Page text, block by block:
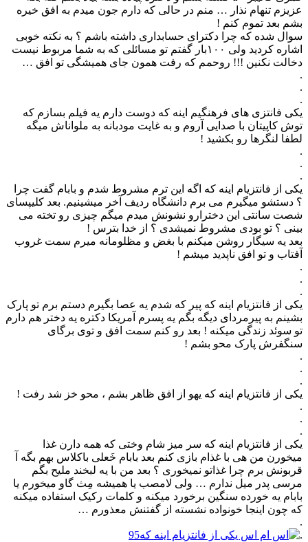
عزیزم تنهام نذار … منم در حالی که دارم جون میدم به افق خیره
بشم بعد تموم کنم !
سوال شده که چرا دکترای حسابداری داشته باشم ؟ به نکته خوبی
اشاره کردید ولی ۱۰۰بار گفتم تو مسائلی که به شما مربوط نیست
دخالت نکنین !!! روحمم که رفت همون جای همیشگی تو افق …
.
.
.
یکی فانتزی های فرهنگیم اینه که دوست دارم یه فیلم بسازم که
توش کاپیتان با صدایى آروم و به غایت مودبانه به ملواناش میگه
لطفا لنگرها رو بکشید !
.
.
.
یکی از فانتزیام اینه که اگه این ترم مشروط شدم و بابام گفت چرا
؟ دستشو میگیرم می برم دانشگاه ردیف آخر میشینیم. بعد کلیپسای
شصت سانتی این دخترارو نشونش میدم میگم چیزی رو تخته می
بینی ؟ تو بودی مشروط نمیشدی ؟ از خدا بترس !
بعد یه سیگار روشن میکنم با بغض و مظلومانه میرم سمت غروب
آفتاب و تو افق ناپدید میشم !
.
.
.
یکی از فانتزیام اینه که ﭘﯿﺮ ﮐﻪ ﺷﺪﻡ ﯾﻪ ﻋﺼﺎ ﺑﮕﯿﺮﻡ ﺩﺳﺘﻢ ﺑﺮﻡ ﺗﻮ ﭘﺎﺭﮎ
ﺑﺸﯿﻨﻢ ﺑﻪ ﭘﯿﺮﻣﺮﺩﺍﯼ ﺩﯾﮕﻪ ﺑﮕﻢ ﯾﻪ ﭘﺴﺮﻡ ﺁﻣﺮﯾﮑﺎ ﺩﮐﺘﺮﻩ یه ﺩﺧﺘﺮ ﻫﻢ ﺩﺍﺭﻡ
ﺗﻮ ﺳﻮﺋﺪ ﺯﻧﺪﮔﯽ ﻣﯿﮑﻨﻪ ! بعد رو کنم سمت افق و توی برگای
سنگفرش پارک محو بشم !
.
.
.
ﯾﮑﯽ ﺍﺯ ﻓﺎﻧﺘﺰﯾﺎﻡ ﺍﯾﻨﻪ ﮐﻪ ﯾﻬﻮ ﺍﺯ ﺍﻓﻖ ﻇﺎﻫﺮ ﺑﺸﻢ ، ﻣﺤﻮ ﺧﺰ ﺷﺪ رفت !
.
.
.
یکی از فانتزیام اینه که سر میز شام وختی که همه دارن غذا
میخورن من هی با غذام بازی کنم بعد بابام خَعلی باکلاس بهم بگه آ
قربونش برم چرا غذاتو نمیخوری ؟ بعد من با یه لبخند ملیح بگم
مرسی پدر میل ندارم … ولی لامصب یا همیشه مِث گاو میخورم یا
بابام یه خورده سنگین برخورد میکنه و کلمات رکیک استفاده میکنه
که چون اینجا خونواده نشسته از گفتنش معذورم …
.
.